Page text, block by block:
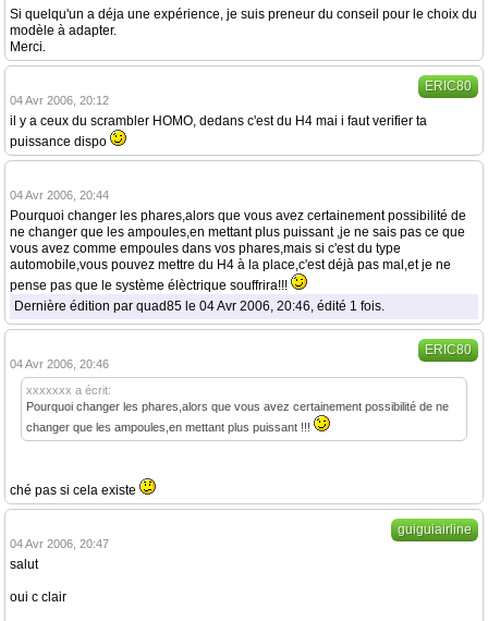
Si quelqu'un a déja une expérience, je suis preneur du conseil pour le choix du
modèle à adapter.
Merci.
ERIC80
04 Avr 2006, 20:12
il y a ceux du scrambler HOMO, dedans c'est du H4 mai i faut verifier ta
puissance dispo
04 Avr 2006, 20:44
Pourquoi changer les phares,alors que vous avez certainement possibilité de
ne changer que les ampoules,en mettant plus puissant ,je ne sais pas ce que
vous avez comme empoules dans vos phares,mais si c'est du type
automobile,vous pouvez mettre du H4 à la place,c'est déjà pas mal,et je ne
pense pas que le système élèctrique souffrira!!!
Dernière édition par quad85 le 04 Avr 2006, 20:46, édité 1 fois.
ERIC80
04 Avr 2006, 20:46
xxxxxxx a écrit:
Pourquoi changer les phares,alors que vous avez certainement possibilité de ne
changer que les ampoules,en mettant plus puissant !!!
ché pas si cela existe
guiguiairline
04 Avr 2006, 20:47
salut
oui c clair